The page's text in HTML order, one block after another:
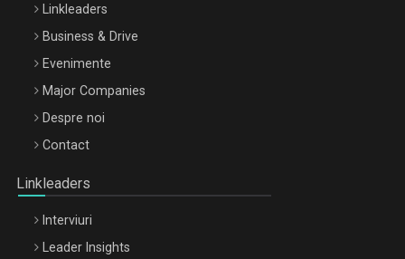
Be Inspired. Make it Happen!, ARTEMIS LETO, ORADEA, 8
Octombrie
Linkleaders
Business & Drive
Evenimente
Major Companies
Despre noi
Contact
Linkleaders
Interviuri
Leader Insights